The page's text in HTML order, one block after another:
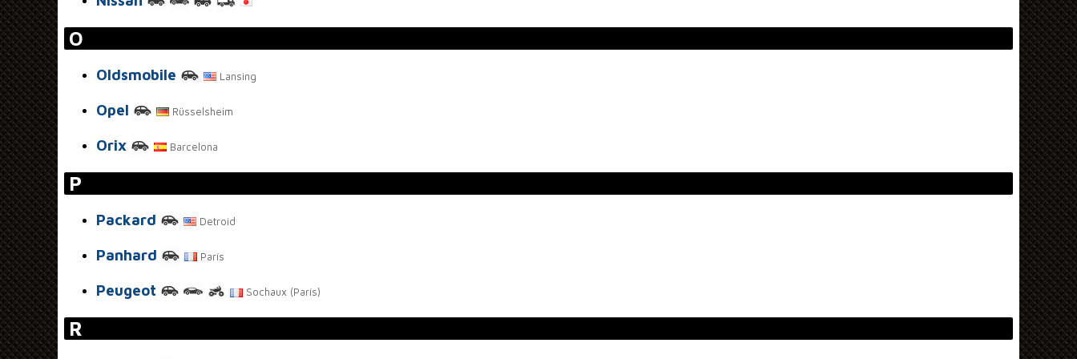
O
Oldsmobile Lansing
Opel Rüsselsheim
Orix Barcelona
P
Packard Detroid
Panhard París
Peugeot Sochaux (París)
R